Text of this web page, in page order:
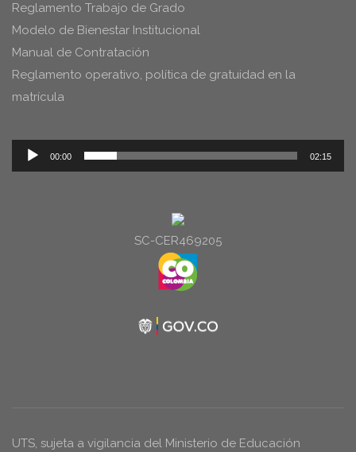
Reglamento Trabajo de Grado
Modelo de Bienestar Institucional
Manual de Contratación
Reglamento operativo, política de gratuidad en la
matrícula
Reproductor
de
00:00 02:15
SC-CER469205
UTS, sujeta a vigilancia del Ministerio de Educación